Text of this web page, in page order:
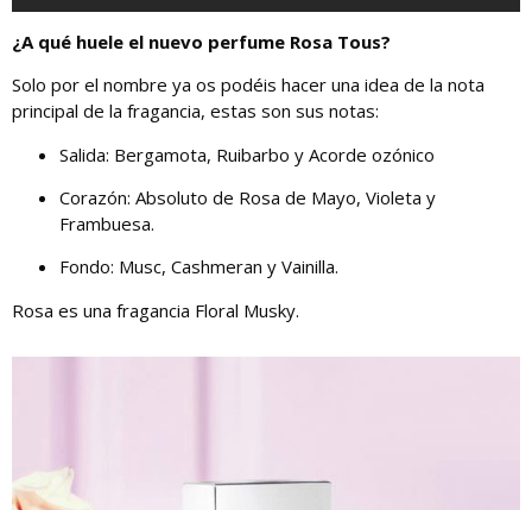
¿A qué huele el nuevo perfume Rosa Tous?
Solo por el nombre ya os podéis hacer una idea de la nota
principal de la fragancia, estas son sus notas:
Salida: Bergamota, Ruibarbo y Acorde ozónico
Corazón: Absoluto de Rosa de Mayo, Violeta y
Frambuesa.
Fondo: Musc, Cashmeran y Vainilla.
Rosa es una fragancia Floral Musky.